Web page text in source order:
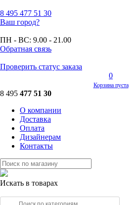
8 495 477 51 30
Ваш город?
ПН - ВС: 9.00 - 21.00
Обратная связь
Проверить статус заказа
0
Корзина пуста
8 495 477 51 30
О компании
Доставка
Оплата
Дизайнерам
Контакты
Искать в товарах